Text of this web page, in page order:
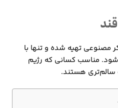
مصنوعی تهیه شده و تنها با
مناسب کسانی که رژیم
سالم‌تری هستند.